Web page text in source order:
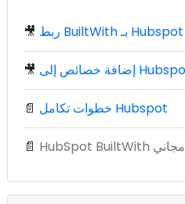
🎥 ربط BuiltWith بـ Hubspot
🎥
📄 خطوات تكامل Hubspot
📄 HubSpot BuiltWith مجاني